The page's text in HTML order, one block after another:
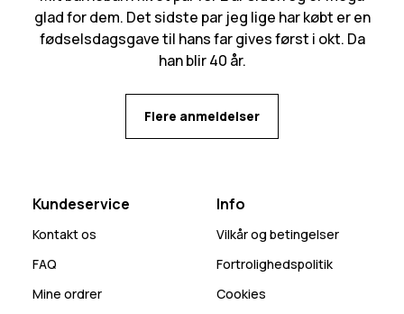
glad for dem. Det sidste par jeg lige har købt er en
fødselsdagsgave til hans far gives først i okt. Da
han blir 40 år.
Flere anmeldelser
Kundeservice
Kontakt os
FAQ
Mine ordrer
Info
Vilkår og betingelser
Fortrolighedspolitik
Cookies